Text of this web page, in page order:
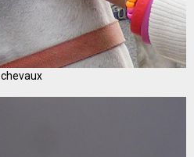
chevaux